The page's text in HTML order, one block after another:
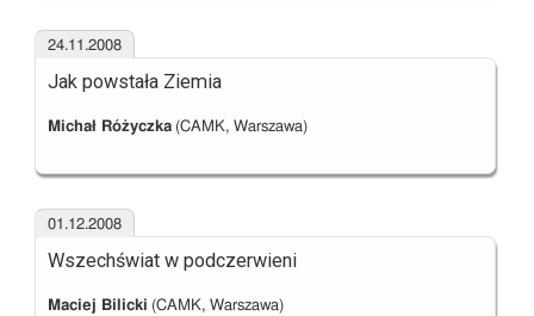
24.11.2008
Jak powstała Ziemia
Michał Różyczka(CAMK, Warszawa)
01.12.2008
Wszechświat w podczerwieni
Maciej Bilicki (CAMK, Warszawa)